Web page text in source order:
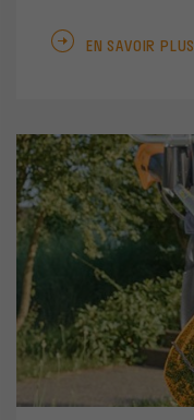
EN SAVOIR PLUS